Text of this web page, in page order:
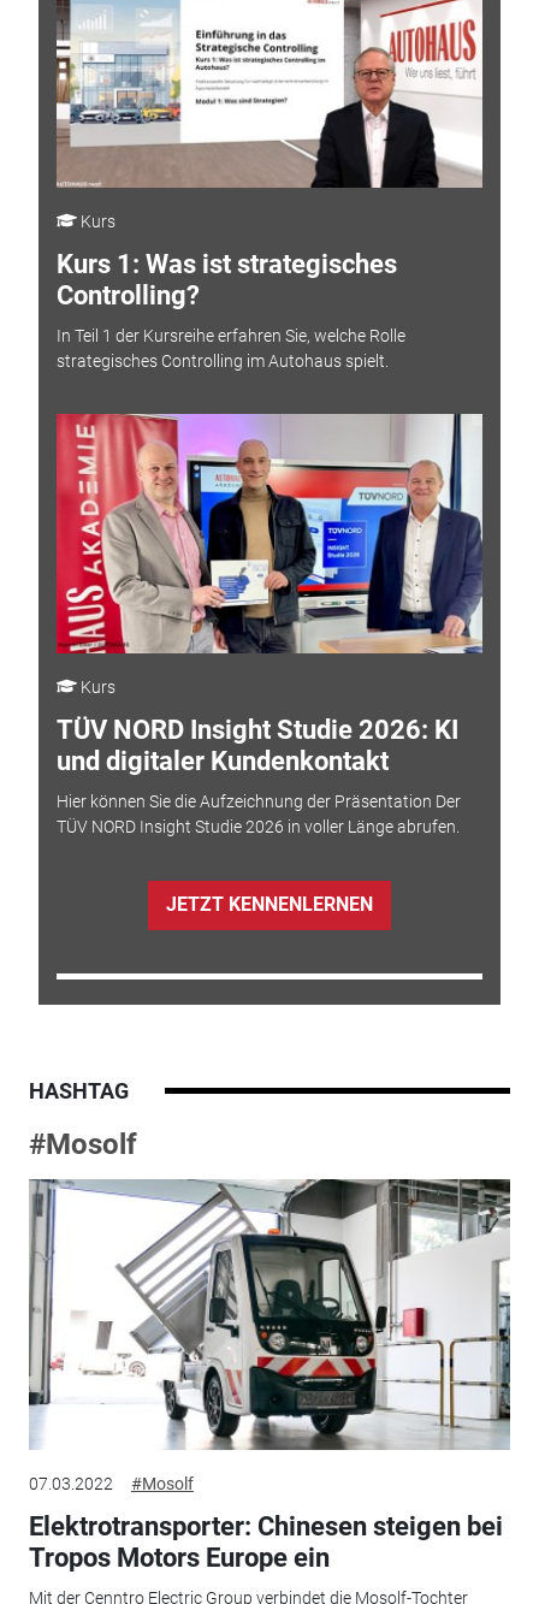
Kurs
Kurs 1: Was ist strategisches
Controlling?
In Teil 1 der Kursreihe erfahren Sie, welche Rolle
strategisches Controlling im Autohaus spielt.
Kurs
TÜV NORD Insight Studie 2026: KI
und digitaler Kundenkontakt
Hier können Sie die Aufzeichnung der Präsentation Der
TÜV NORD Insight Studie 2026 in voller Länge abrufen.
JETZT KENNENLERNEN
HASHTAG
#Mosolf
07.03.2022 #Mosolf
Elektrotransporter: Chinesen steigen bei
Tropos Motors Europe ein
Mit der Cenntro Electric Group verbindet die Mosolf-Tochter